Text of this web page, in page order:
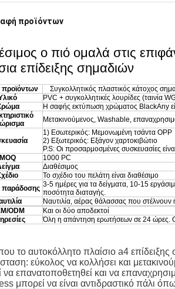
προϊόντων
ο πιό ομαλά στις
επίδειξης σημαδιών
Συγκολλητικός πλαστικός κάτοχος
PVC + συγκολλητικές λουρίδες (ταινία
Η σαφής εκτύπωση χρώματος BlackAny
Μετακινούμενος, Washable,
1) Εσωτερικός: Μεμονωμένη τσάντα OPP
2) Εξωτερικός: Εξάγον χαρτοκιβώτιο
P.S: Οι προσαρμοσμένες συσκευασίες
MOQ
1000 PC
Διαθέσιμος
Το σχέδιο του πελάτη είναι διαθέσιμο
παράδοσης 3-5 ημέρες για τα δείγματα, 10-15
ποσότητα διαταγής.
Ναυτιλία, αέρας θάλασσας που
ODM
Και οι δύο αποδεκτοί
Όλη η απάντηση ερωτήσεων σε 24 ώρες.
το αυτοκόλλητο πλαίσιο a4 επίδειξης
εύκολος να κολλήσει και
να επανατοποθετηθεί και να
μπορεί να είναι αντιδραστικό πάλι